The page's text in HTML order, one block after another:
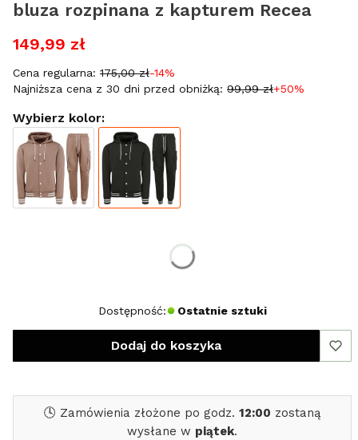
bluza rozpinana z kapturem Recea
149,99 zł
Cena regularna: 175,00 zł-14%
Najniższa cena z 30 dni przed obniżką: 99,99 zł+50%
Wybierz kolor:
Dostępność: Ostatnie sztuki
Dodaj do koszyka
🕓 Zamówienia złożone po godz. 12:00 zostaną
wysłane w piątek.